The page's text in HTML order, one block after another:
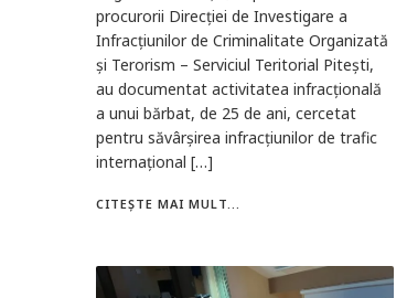
procurorii Direcției de Investigare a
Infracțiunilor de Criminalitate Organizată
și Terorism – Serviciul Teritorial Pitești,
au documentat activitatea infracțională
a unui bărbat, de 25 de ani, cercetat
pentru săvârșirea infracțiunilor de trafic
internațional […]
CITEȘTE MAI MULT...